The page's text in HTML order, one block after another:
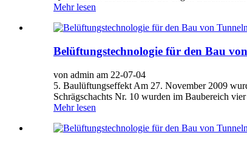
Mehr lesen
Belüftungstechnologie für den Bau
von admin am 22-07-04
5. Baulüftungseffekt Am 27. November 2009
Schrägschachts Nr. 10 wurden im Baubereich
Mehr lesen